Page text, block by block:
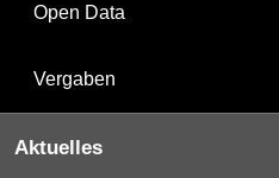
Open Data
Vergaben
Aktuelles